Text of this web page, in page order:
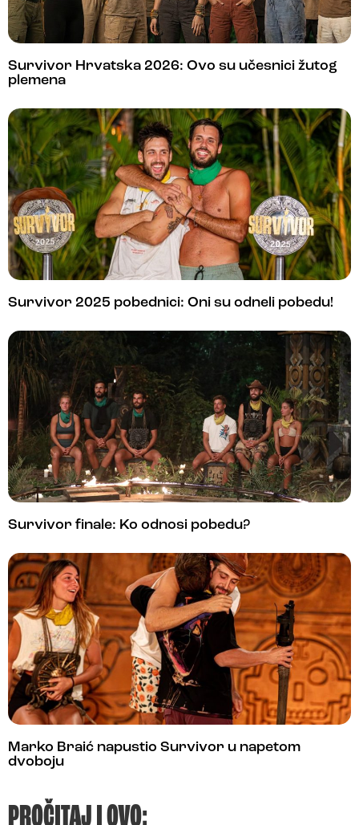
Survivor Hrvatska 2026: Ovo su učesnici žutog
plemena
Survivor 2025 pobednici: Oni su odneli pobedu!
Survivor finale: Ko odnosi pobedu?
Marko Braić napustio Survivor u napetom
dvoboju
PROČITAJ I OVO: